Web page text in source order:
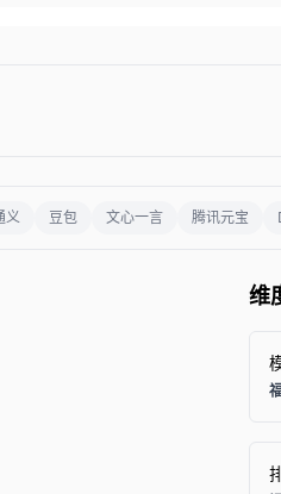
义 豆包 文心一言 腾讯元宝
维